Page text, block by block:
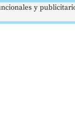
y